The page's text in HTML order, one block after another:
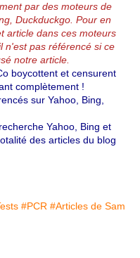
par des moteurs de
Duckduckgo. Pour en
article dans ces moteurs
n'est pas référencé si ce
notre article.
boycottent et censurent
complètement !
sur Yahoo, Bing,
Yahoo, Bing et
des articles du blog
#PCR #Articles de Sam